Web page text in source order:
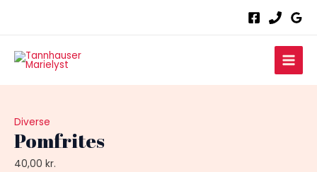
Main
Diverse
Pomfrites
40,00 kr.